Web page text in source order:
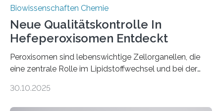
Biowissenschaften Chemie
Neue Qualitätskontrolle In
Hefeperoxisomen Entdeckt
Peroxisomen sind lebenswichtige Zellorganellen, die
eine zentrale Rolle im Lipidstoffwechsel und bei der
erfüllen können, müssen zahlreiche Enzyme präzise in
30.10.2025